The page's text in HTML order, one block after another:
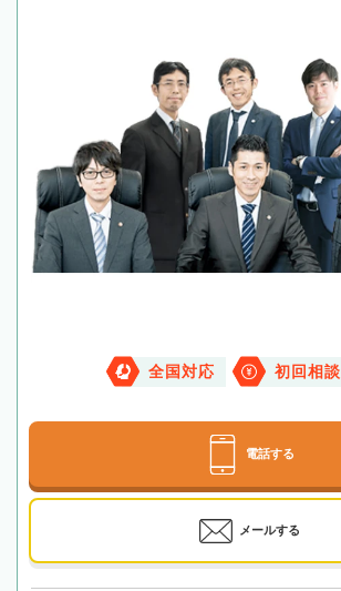
全国対応 初回相
電話する
メールする